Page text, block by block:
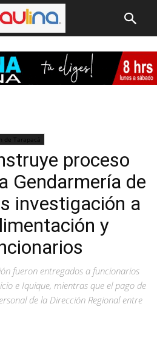
de Tarapacá
proceso
Gendarmería de
investigación a
y
fueron entregados a funcionarios
e Iquique, mientras que el pago de
de la Dirección Regional entre